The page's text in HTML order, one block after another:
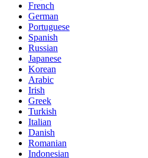
French
German
Portuguese
Spanish
Russian
Japanese
Korean
Arabic
Irish
Greek
Turkish
Italian
Danish
Romanian
Indonesian